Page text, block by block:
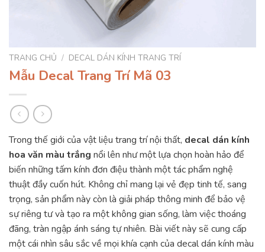
TRANG CHỦ / DECAL DÁN KÍNH TRANG TRÍ
Mẫu Decal Trang Trí Mã 03
Trong thế giới của vật liệu trang trí nội thất, decal dán kính
hoa văn màu trắng nổi lên như một lựa chọn hoàn hảo để
biến những tấm kính đơn điệu thành một tác phẩm nghệ
thuật đầy cuốn hút. Không chỉ mang lại vẻ đẹp tinh tế, sang
trọng, sản phẩm này còn là giải pháp thông minh để bảo vệ
sự riêng tư và tạo ra một không gian sống, làm việc thoáng
đãng, tràn ngập ánh sáng tự nhiên. Bài viết này sẽ cung cấp
một cái nhìn sâu sắc về mọi khía cạnh của decal dán kính màu